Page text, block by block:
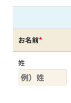
お名前*
姓